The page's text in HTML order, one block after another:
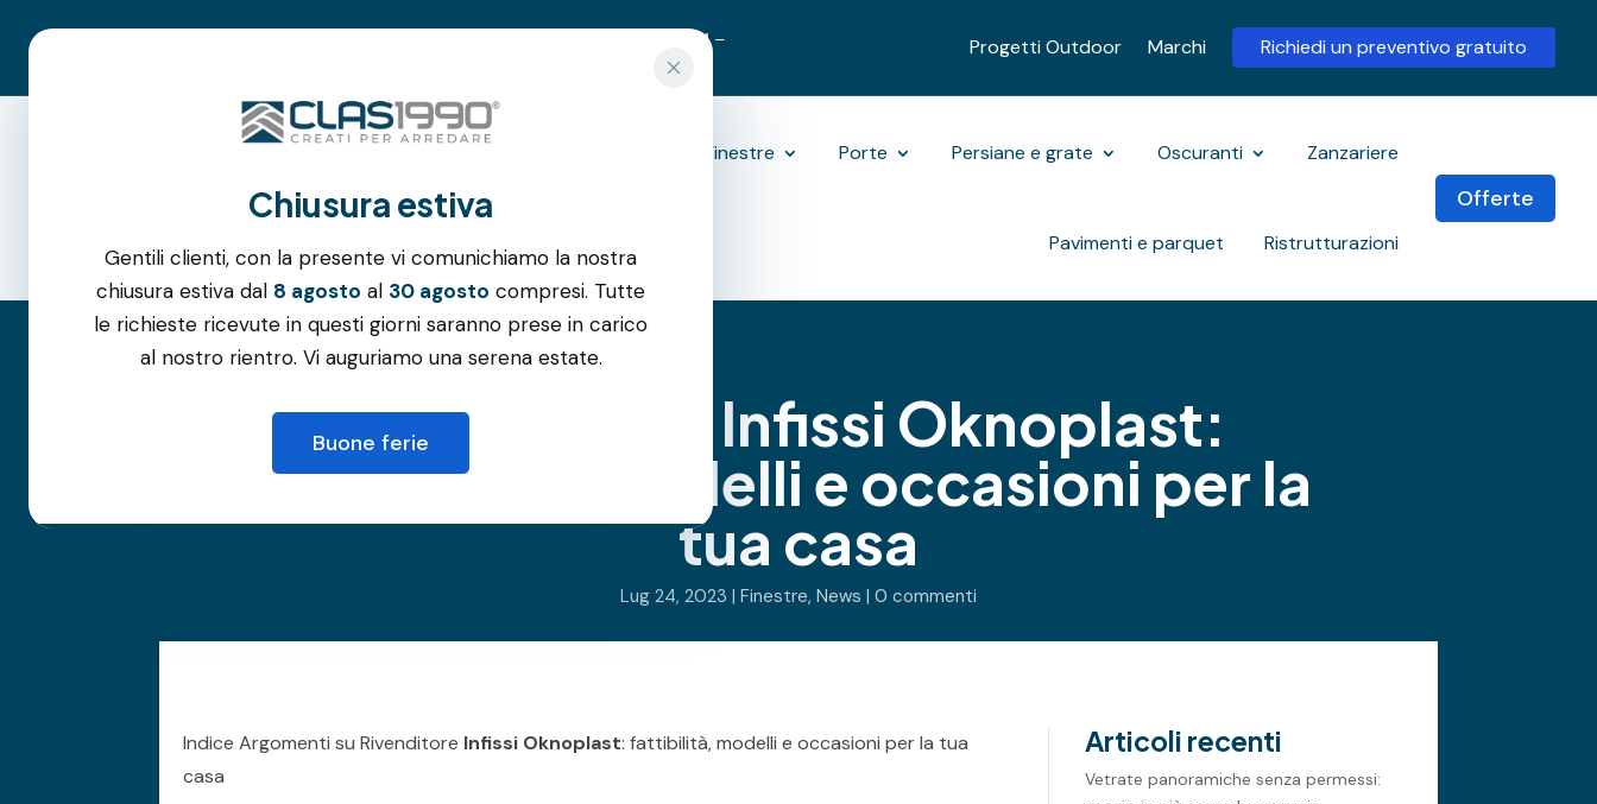
Chiusura estiva
Gentili clienti, con la presente vi comunichiamo la nostra
chiusura estiva dal 8 agosto al 30 agosto compresi. Tutte
le richieste ricevute in questi giorni saranno prese in carico
al nostro rientro. Vi auguriamo una serena estate.
Buone ferie
3701270731– Progetti Outdoor Marchi Richiedi un preventivo gratuito
Finestre Porte Persiane e grate Oscuranti Zanzariere
Pavimenti e parquet Ristrutturazioni
Offerte
Rivenditore Infissi Oknoplast:
fattibilità, modelli e occasioni per la
tua casa
Lug 24, 2023 | Finestre, News | 0 commenti
Indice Argomenti su Rivenditore Infissi Oknoplast: fattibilità, modelli e occasioni per la tua
casa
Articoli recenti
Vetrate panoramiche senza permessi: